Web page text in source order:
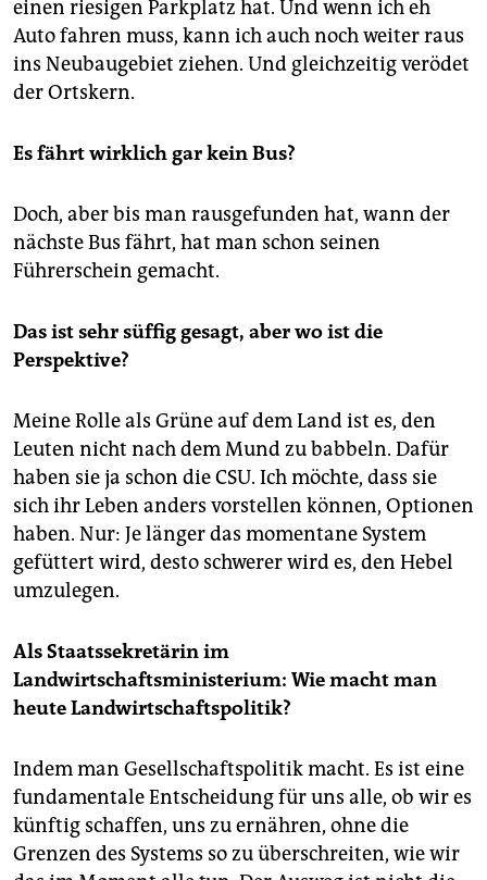
einen riesigen Parkplatz hat. Und wenn ich eh
Auto fahren muss, kann ich auch noch weiter raus
ins Neubaugebiet ziehen. Und gleichzeitig verödet
der Ortskern.
Es fährt wirklich gar kein Bus?
Doch, aber bis man rausgefunden hat, wann der
nächste Bus fährt, hat man schon seinen
Führerschein gemacht.
Das ist sehr süffig gesagt, aber wo ist die
Perspektive?
Meine Rolle als Grüne auf dem Land ist es, den
Leuten nicht nach dem Mund zu babbeln. Dafür
haben sie ja schon die CSU. Ich möchte, dass sie
sich ihr Leben anders vorstellen können, Optionen
haben. Nur: Je länger das momentane System
gefüttert wird, desto schwerer wird es, den Hebel
umzulegen.
Als Staatssekretärin im
Landwirtschaftsministerium: Wie macht man
heute Landwirtschaftspolitik?
Indem man Gesellschaftspolitik macht. Es ist eine
fundamentale Entscheidung für uns alle, ob wir es
künftig schaffen, uns zu ernähren, ohne die
Grenzen des Systems so zu überschreiten, wie wir